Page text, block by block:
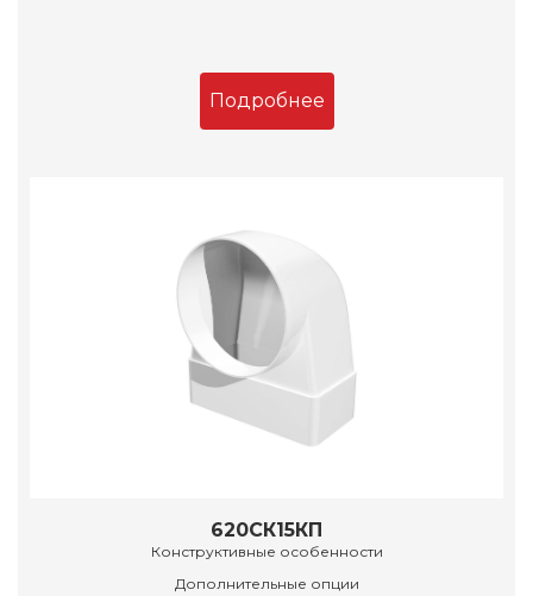
Подробнее
620СК15КП
Конструктивные особенности
Дополнительные опции